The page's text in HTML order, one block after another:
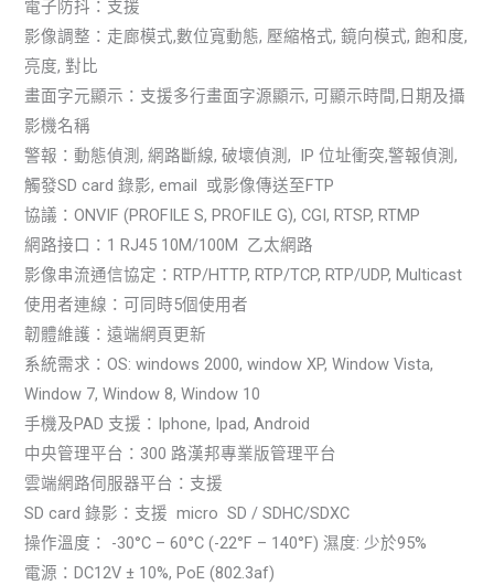
電子防抖：支援
影像調整：走廊模式,數位寬動態, 壓縮格式, 鏡向模式, 飽和度,
亮度, 對比
畫面字元顯示：支援多行畫面字源顯示, 可顯示時間,日期及攝
影機名稱
警報：動態偵測, 網路斷線, 破壞偵測, IP 位址衝突,警報偵測,
觸發SD card 錄影, email 或影像傳送至FTP
協議：ONVIF (PROFILE S, PROFILE G), CGI, RTSP, RTMP
網路接口：1 RJ45 10M/100M 乙太網路
影像串流通信協定：RTP/HTTP, RTP/TCP, RTP/UDP, Multicast
使用者連線：可同時5個使用者
韌體維護：遠端網頁更新
系統需求：OS: windows 2000, window XP, Window Vista,
Window 7, Window 8, Window 10
手機及PAD 支援：Iphone, Ipad, Android
中央管理平台：300 路漢邦專業版管理平台
雲端網路伺服器平台：支援
SD card 錄影：支援 micro SD / SDHC/SDXC
操作溫度： -30°C – 60°C (-22°F – 140°F) 濕度: 少於95%
電源：DC12V ± 10%, PoE (802.3af)